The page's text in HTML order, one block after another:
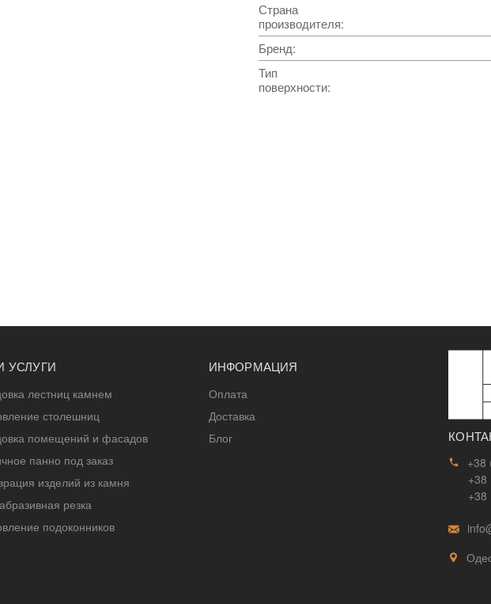
Страна
производителя:
Бренд:
Тип
поверхности:
УСЛУГИ
лестниц камнем
столешниц
помещений и фасадов
панно под заказ
изделий из камня
резка
подоконников
ИНФОРМАЦИЯ
Оплата
Доставка
Блог
+38
+38
+38